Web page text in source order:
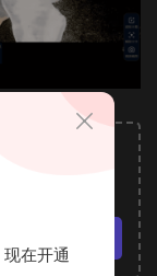
现在开通